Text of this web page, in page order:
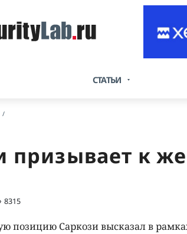
СТАТЬИ
призывает к
8315
позицию Саркози высказал в